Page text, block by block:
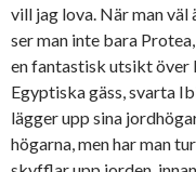
vill jag lova. När man väl
ser man inte bara
en fantastisk utsikt över
Egyptiska gäss, svarta
lägger upp sina
högarna, men har man